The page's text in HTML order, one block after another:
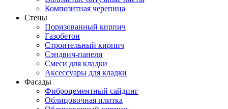
Композитная черепица
Стены
Поризованный кирпич
Газобетон
Строительный кирпич
Сэндвич-панели
Смеси для кладки
Аксессуары для кладки
Фасады
Фиброцементный сайдинг
Облицовочная плитка